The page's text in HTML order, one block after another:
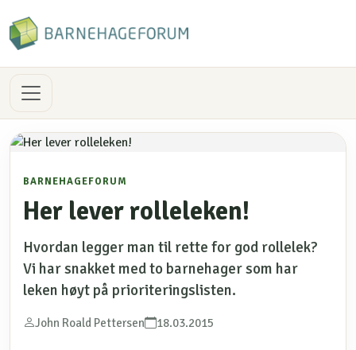
BARNEHAGEFORUM
Her lever rolleleken!
Hvordan legger man til rette for god rollelek?
Vi har snakket med to barnehager som har
leken høyt på prioriteringslisten.
John Roald Pettersen 18.03.2015